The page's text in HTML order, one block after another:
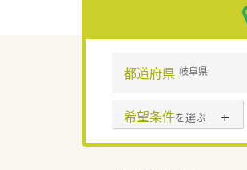
都道府県 岐阜県
希望条件を選ぶ